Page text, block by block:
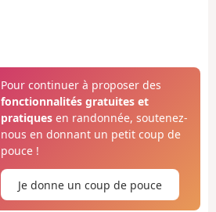
Pour continuer à proposer des
fonctionnalités gratuites et
pratiquesen randonnée, soutenez-
nous en donnant un petit coup de
pouce !
Je donne un coup de pouce